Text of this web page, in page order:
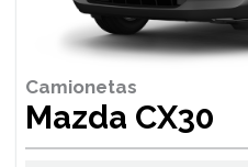
Camionetas
Mazda CX30